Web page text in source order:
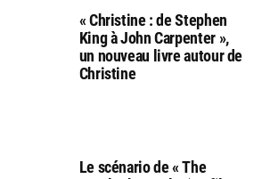
« Christine : de Stephen
King à John Carpenter »,
un nouveau livre autour de
Christine
Le scénario de « The